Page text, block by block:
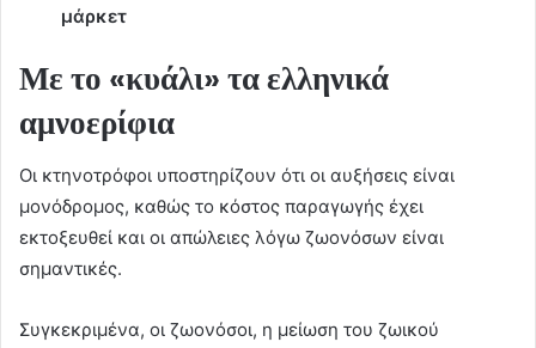
μάρκετ
Με το «κυάλι» τα ελληνικά
αμνοερίφια
Οι κτηνοτρόφοι υποστηρίζουν ότι οι αυξήσεις είναι
μονόδρομος, καθώς το κόστος παραγωγής έχει
εκτοξευθεί και οι απώλειες λόγω ζωονόσων είναι
σημαντικές.
Συγκεκριμένα, οι ζωονόσοι, η μείωση του ζωικού